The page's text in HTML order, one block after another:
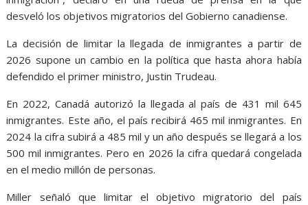
desveló los objetivos migratorios del Gobierno canadiense.
La decisión de limitar la llegada de inmigrantes a partir de
2026 supone un cambio en la política que hasta ahora había
defendido el primer ministro, Justin Trudeau.
En 2022, Canadá autorizó la llegada al país de 431 mil 645
inmigrantes. Este año, el país recibirá 465 mil inmigrantes. En
2024 la cifra subirá a 485 mil y un año después se llegará a los
500 mil inmigrantes. Pero en 2026 la cifra quedará congelada
en el medio millón de personas.
Miller señaló que limitar el objetivo migratorio del país